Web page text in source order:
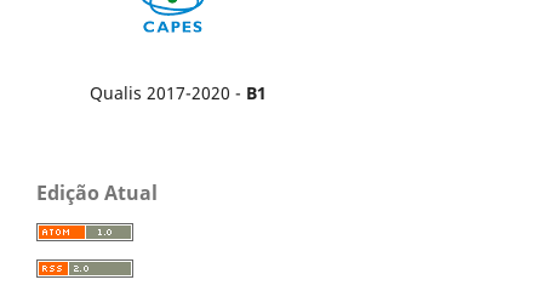
Qualis 2017-2020 - B1
Edição Atual